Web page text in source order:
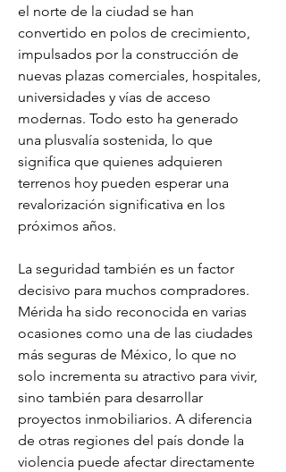
el norte de la ciudad se han
convertido en polos de crecimiento,
impulsados por la construcción de
nuevas plazas comerciales, hospitales,
universidades y vías de acceso
modernas. Todo esto ha generado
una plusvalía sostenida, lo que
significa que quienes adquieren
terrenos hoy pueden esperar una
revalorización significativa en los
próximos años.
La seguridad también es un factor
decisivo para muchos compradores.
Mérida ha sido reconocida en varias
ocasiones como una de las ciudades
más seguras de México, lo que no
solo incrementa su atractivo para vivir,
sino también para desarrollar
proyectos inmobiliarios. A diferencia
de otras regiones del país donde la
violencia puede afectar directamente